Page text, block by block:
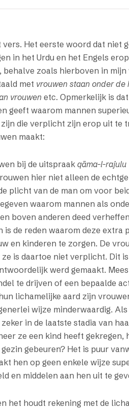
Het eerste woord dat niet
in het Urdu en het Engels
zoals hierboven in
met vrouwen staan onder de
vrouwen etc. Opmerkelijk is
geeft waarom mannen
die verplicht zijn erop uit te
maakt:
bij de uitspraak qāma-l-rajulu
hier niet alleen de
plicht van de man om voor
waarom mannen als
boven anderen deed
is de reden waarom deze extra
en kinderen te zorgen. De
is daartoe niet verplicht. Dit
werd gemaakt.
te drijven of een bepaalde
lichamelijke aard zijn
wijze minderwaardig.
in de laatste stadia van
ze een kind heeft
gebeuren? Het is puur
hen op geen enkele wijze
en middelen aan hen uit te
het houdt rekening met de